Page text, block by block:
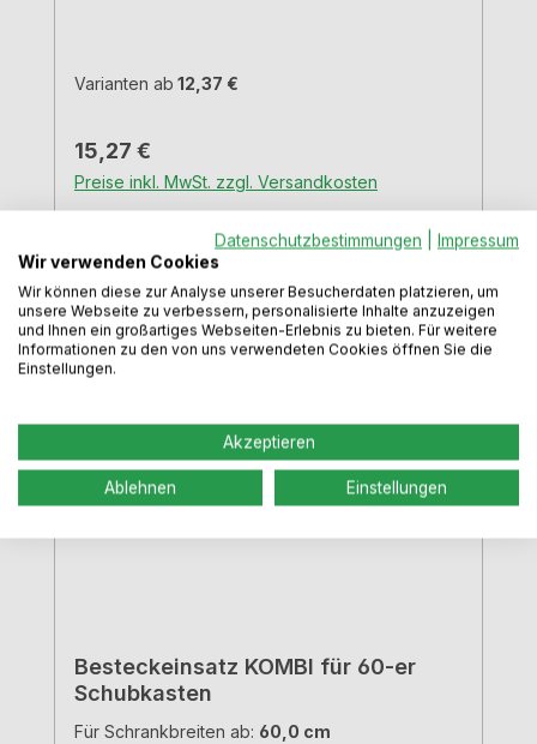
Varianten ab 12,37 €
Regulärer Preis:
15,27 €
Preise inkl. MwSt. zzgl. Versandkosten
In den Warenkorb
Besteckeinsatz KOMBI für 60-er
Schubkasten
Für Schrankbreiten ab: 60,0 cm
Datenschutzbestimmungen
Impressum
Wir verwenden Cookies
Wir können diese zur Analyse unserer Besucherdaten platzieren, um
unsere Webseite zu verbessern, personalisierte Inhalte anzuzeigen
und Ihnen ein großartiges Webseiten-Erlebnis zu bieten. Für weitere
Informationen zu den von uns verwendeten Cookies öffnen Sie die
Einstellungen.
Akzeptieren
Ablehnen Einstellungen